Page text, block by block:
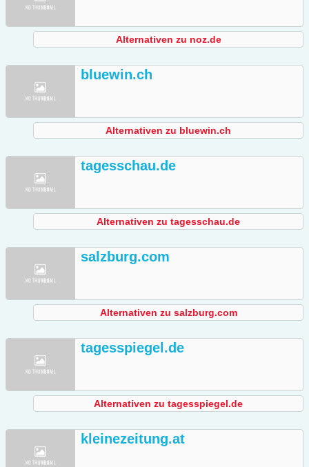
Alternativen zu noz.de
bluewin.ch
Alternativen zu bluewin.ch
tagesschau.de
Alternativen zu tagesschau.de
salzburg.com
Alternativen zu salzburg.com
tagesspiegel.de
Alternativen zu tagesspiegel.de
kleinezeitung.at